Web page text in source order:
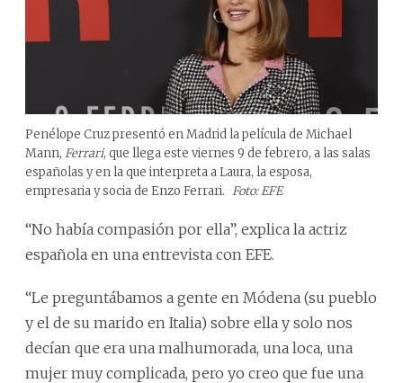
Penélope Cruz presentó en Madrid la película de Michael
Mann, Ferrari, que llega este viernes 9 de febrero, a las salas
españolas y en la que interpreta a Laura, la esposa,
empresaria y socia de Enzo Ferrari. Foto: EFE
“No había compasión por ella”, explica la actriz
española en una entrevista con EFE.
“Le preguntábamos a gente en Módena (su pueblo
y el de su marido en Italia) sobre ella y solo nos
decían que era una malhumorada, una loca, una
mujer muy complicada, pero yo creo que fue una